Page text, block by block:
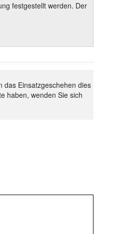
festgestellt werden. Der
das Einsatzgeschehen dies
haben, wenden Sie sich